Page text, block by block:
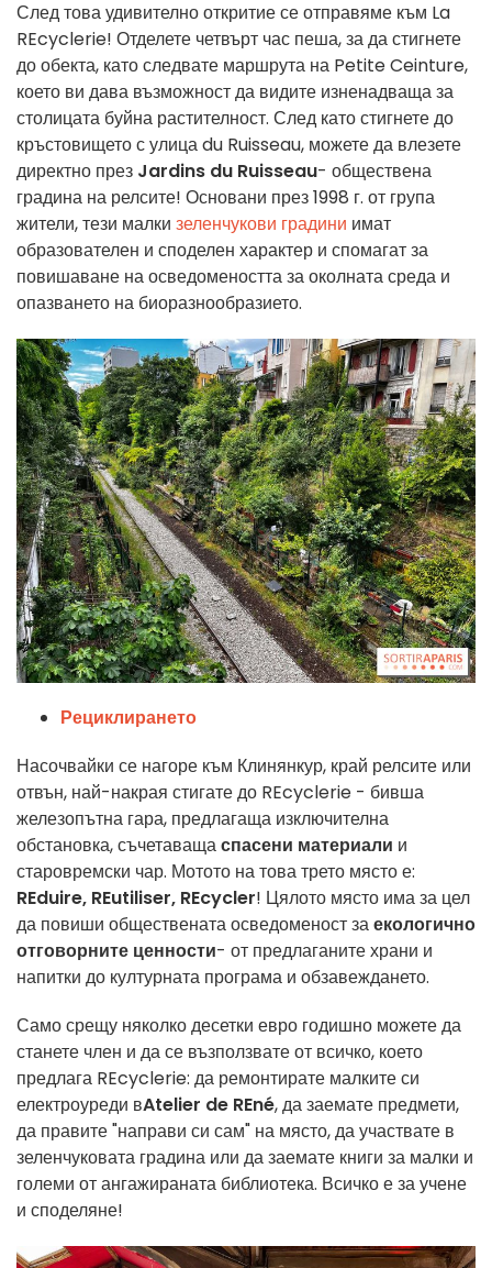
След това удивително откритие се отправяме към La
REcyclerie! Отделете четвърт час пеша, за да стигнете
до обекта, като следвате маршрута на Petite Ceinture,
което ви дава възможност да видите изненадваща за
столицата буйна растителност. След като стигнете до
кръстовището с улица du Ruisseau, можете да влезете
директно през Jardins du Ruisseau- обществена
градина на релсите! Основани през 1998 г. от група
жители, тези малки зеленчукови градини имат
образователен и споделен характер и спомагат за
повишаване на осведомеността за околната среда и
опазването на биоразнообразието.
Рециклирането
Насочвайки се нагоре към Клинянкур, край релсите или
отвън, най-накрая стигате до REcyclerie - бивша
железопътна гара, предлагаща изключителна
обстановка, съчетаващаспасени материали и
старовремски чар. Мотото на това трето място е:
REduire, REutiliser, REcycler! Цялото място има за цел
да повиши обществената осведоменост заекологично
отговорните ценности- от предлаганите храни и
напитки до културната програма и обзавеждането.
Само срещу няколко десетки евро годишно можете да
станете член и да се възползвате от всичко, което
предлага REcyclerie: да ремонтирате малките си
електроуреди вAtelier de REné, да заемате предмети,
да правите "направи си сам" на място, да участвате в
зеленчуковата градина или да заемате книги за малки и
големи от ангажираната библиотека. Всичко е за учене
и споделяне!